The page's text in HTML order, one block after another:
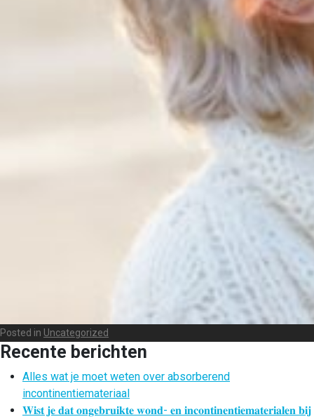
Posted in Uncategorized
Recente berichten
Alles wat je moet weten over absorberend
incontinentiemateriaal
𝐖𝐢𝐬𝐭 𝐣𝐞 𝐝𝐚𝐭 𝐨𝐧𝐠𝐞𝐛𝐫𝐮𝐢𝐤𝐭𝐞 𝐰𝐨𝐧𝐝- 𝐞𝐧 𝐢𝐧𝐜𝐨𝐧𝐭𝐢𝐧𝐞𝐧𝐭𝐢𝐞𝐦𝐚𝐭𝐞𝐫𝐢𝐚𝐥𝐞𝐧 𝐛𝐢𝐣